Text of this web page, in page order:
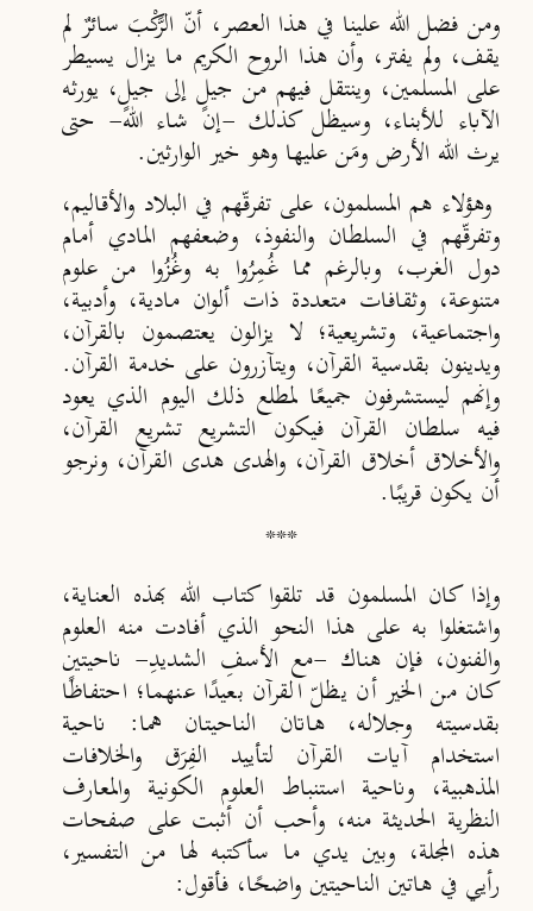
ومن فضل الله علينا في هذا العصر، أنّ الرَّكْبَ سائرٌ لم
يقف، ولم يفتر، وأن هذا الروح الكريم ما يزال يسيطر
على المسلمين، وينتقل فيهم من جيلٍ إلى جيلٍ، يورثه
الآباء للأبناء، وسيظل كذلك -إن شاء الله- حتى
يرث الله الأرض ومَن عليها وهو خير الوارثين.
وهؤلاء هم المسلمون، على تفرقّهم في البلاد والأقاليم،
وتفرقّهم في السلطان والنفوذ، وضعفهم المادي أمام
دول الغرب، وبالرغم مما غُمِرُوا به وغُزُوا من علوم
متنوعة، وثقافات متعددة ذات ألوان مادية، وأدبية،
واجتماعية، وتشريعية؛ لا يزالون يعتصمون بالقرآن،
ويدينون بقدسية القرآن، ويتآزرون على خدمة القرآن.
وإنهم ليستشرفون جميعًا لمطلع ذلك اليوم الذي يعود
فيه سلطان القرآن فيكون التشريع تشريع القرآن،
والأخلاق أخلاق القرآن، والهدى هدى القرآن، ونرجو
أن يكون قريبًا.
***
وإذا كان المسلمون قد تلقوا كتاب الله بهذه العناية،
واشتغلوا به على هذا النحو الذي أفادت منه العلوم
والفنون، فإن هناك -مع الأسفِ الشديدِ- ناحيتين
كان من الخير أن يظلّ القرآن بعيدًا عنهما؛ احتفاظًا
بقدسيته وجلاله، هاتان الناحيتان هما: ناحية
استخدام آيات القرآن لتأييد الفِرَق والخلافات
المذهبية، وناحية استنباط العلوم الكونية والمعارف
النظرية الحديثة منه، وأحب أن أثبت على صفحات
هذه المجلة، وبين يدي ما سأكتبه لها من التفسير،
رأيي في هاتين الناحيتين واضحًا، فأقول: